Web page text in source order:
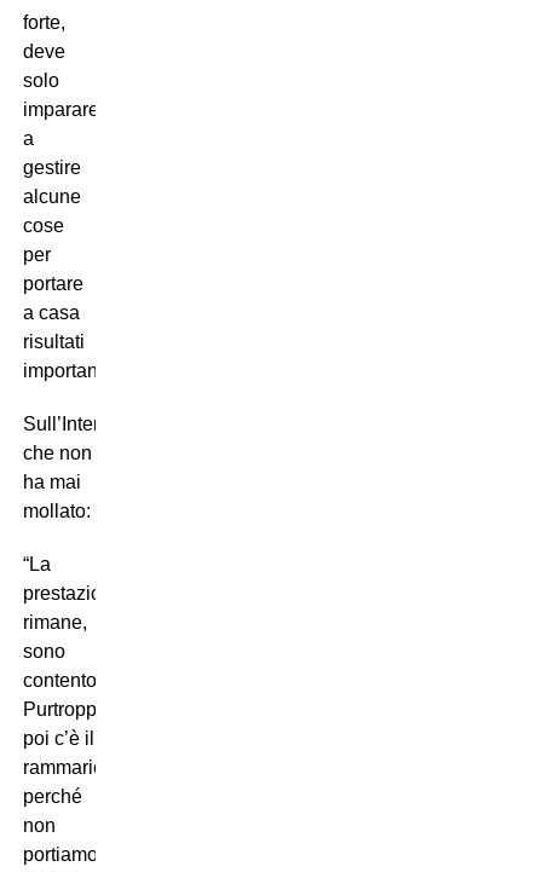
forte,
deve
solo
imparare
a
gestire
alcune
cose
per
portare
a casa
risultati
importanti”.
Sull’Inter
che non
ha mai
mollato:
“La
prestazione
rimane,
sono
contento.
Purtroppo
poi c’è il
rammarico
perché
non
portiamo